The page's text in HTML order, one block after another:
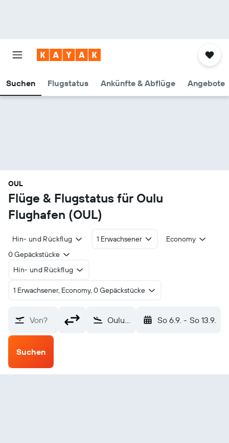
Suchen Flugstatus Ankünfte & Abflüge Angebote
OUL
Flüge & Flugstatus für Oulu
Flughafen (OUL)
Hin- und Rückflug 1 Erwachsener
Economy
0 Gepäckstücke
Hin- und Rückflug
1 Erwachsener, Economy, 0 Gepäckstücke
Von? Oulu (OUL) So 6.9. - So 13.9.
Suchen